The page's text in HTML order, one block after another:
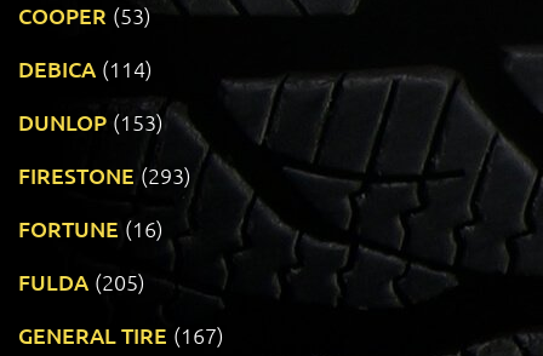
COOPER (53)
DEBICA (114)
DUNLOP (153)
FIRESTONE (293)
FORTUNE (16)
FULDA (205)
GENERAL TIRE (167)